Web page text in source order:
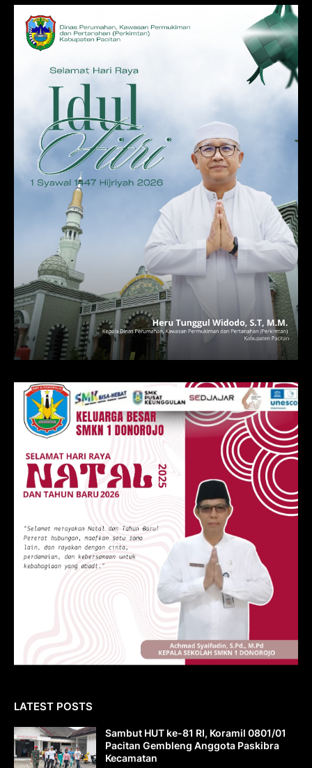
LATEST POSTS
Sambut HUT ke-81 RI, Koramil 0801/01
Pacitan Gembleng Anggota Paskibra
Kecamatan